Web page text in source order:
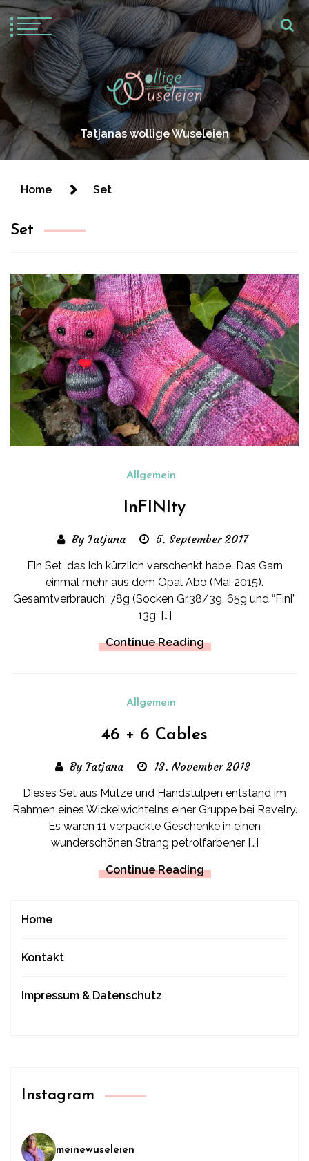
Tatjanas wollige Wuseleien
Home Set
Set
Allgemein
InFINIty
By Tatjana 5. September 2017
Ein Set, das ich kürzlich verschenkt habe. Das Garn
einmal mehr aus dem Opal Abo (Mai 2015).
Gesamtverbrauch: 78g (Socken Gr.38/39, 65g und “Fini”
13g, […]
Continue Reading
Allgemein
46 + 6 Cables
By Tatjana 13. November 2013
Dieses Set aus Mütze und Handstulpen entstand im
Rahmen eines Wickelwichtelns einer Gruppe bei Ravelry.
Es waren 11 verpackte Geschenke in einen
wunderschönen Strang petrolfarbener […]
Continue Reading
Home
Kontakt
Impressum & Datenschutz
Instagram
meinewuseleien